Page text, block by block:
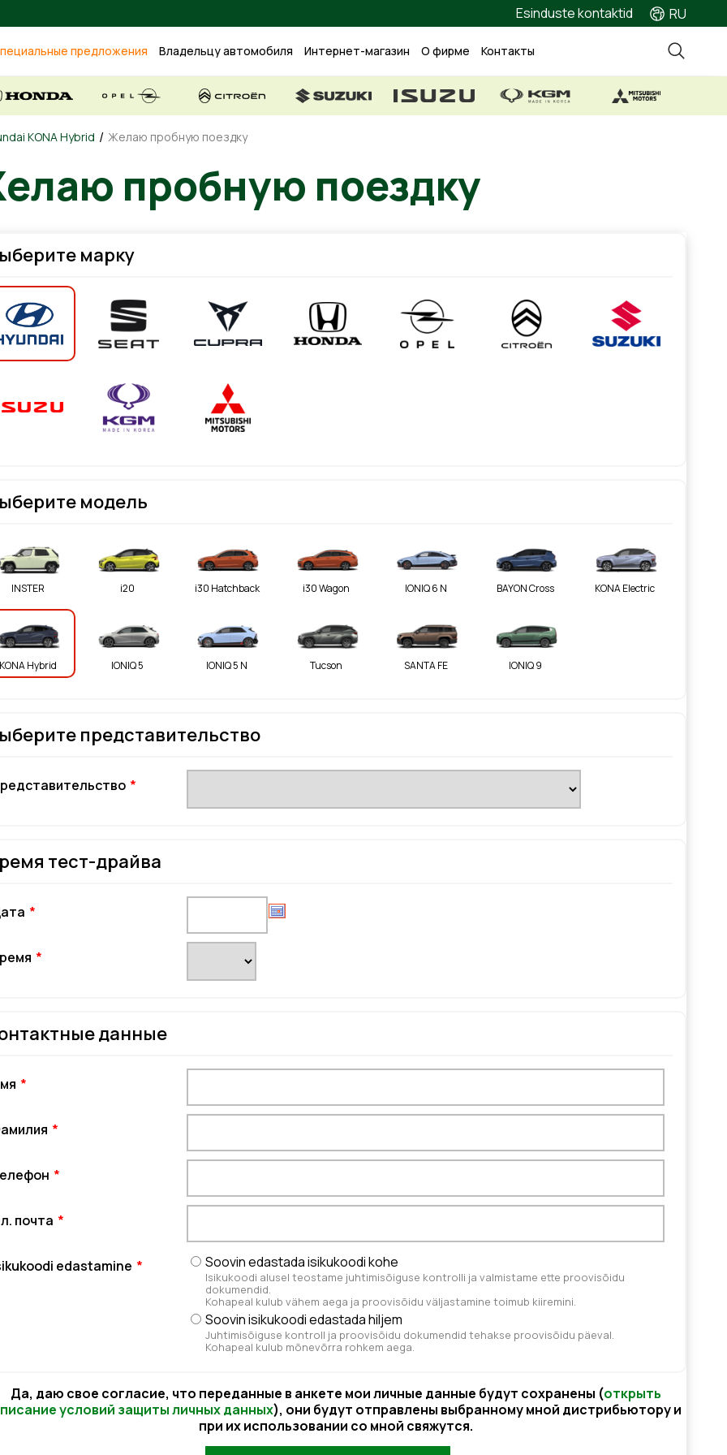
Esinduste kontaktid RU
предложения Владельцу автомобиля Интернет-магазин О фирме Контакты
KONA Hybrid / Желаю пробную поездку
пробную поездку
марку
модель
INSTER i20 i30 Hatchback i30 Wagon IONIQ 6 N BAYON Cross KONA Electric
KONA Hybrid IONIQ 5 IONIQ 5 N Tucson SANTA FE IONIQ 9
представительство
тест-драйва
данные
почта
edastamine Soovin edastada isikukoodi kohe
Isikukoodi alusel teostame juhtimisõiguse kontrolli ja valmistame ette proovisõidu
dokumendid.
Kohapeal kulub vähem aega ja proovisõidu väljastamine toimub kiiremini.
Soovin isikukoodi edastada hiljem
Juhtimisõiguse kontroll ja proovisõidu dokumendid tehakse proovisõidu päeval.
Kohapeal kulub mõnevõrra rohkem aega.
Да, даю свое согласие, что переданные в анкете мои личные данные будут сохранены (открыть
условий защиты личных данных), они будут отправлены выбранному мной дистрибьютору и
при их использовании со мной свяжутся.